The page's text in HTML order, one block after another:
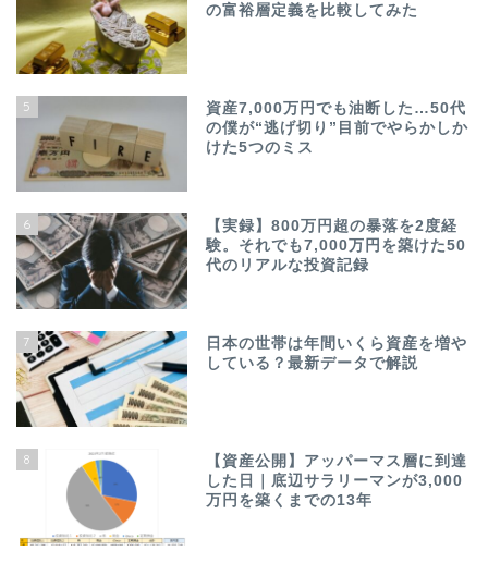
の富裕層定義を比較してみた
5
資産7,000万円でも油断した…50代
の僕が“逃げ切り”目前でやらかしか
けた5つのミス
6
【実録】800万円超の暴落を2度経
験。それでも7,000万円を築けた50
代のリアルな投資記録
7
日本の世帯は年間いくら資産を増や
している？最新データで解説
8
【資産公開】アッパーマス層に到達
した日｜底辺サラリーマンが3,000
万円を築くまでの13年